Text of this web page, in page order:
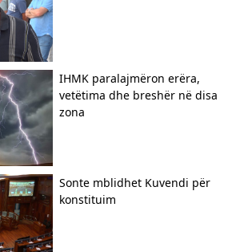
IHMK paralajmëron erëra,
vetëtima dhe breshër në disa
zona
Sonte mblidhet Kuvendi për
konstituim